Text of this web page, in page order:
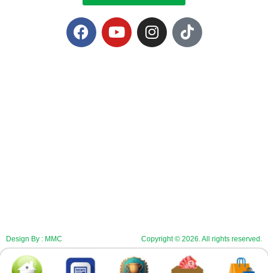
Design By : MMC Copyright © 2026. All rights reserved.